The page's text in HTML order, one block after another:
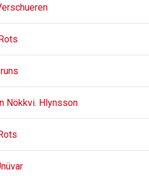
Nökkvi. Hlynsson